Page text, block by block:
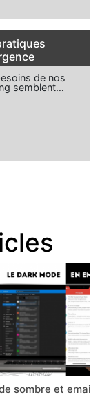
de nos
semblent…
sombre et email